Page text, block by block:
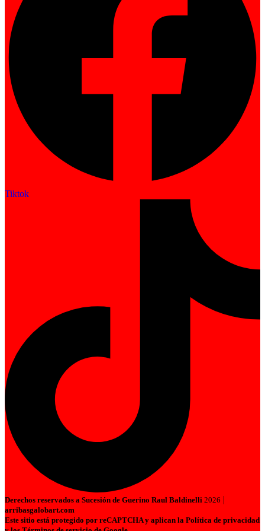
Tiktok
Derechos reservados a Sucesión de Guerino Raul Baldinelli 2026 |
arribasgalobart.com
Este sitio está protegido por reCAPTCHA y aplican la Política de privacidad